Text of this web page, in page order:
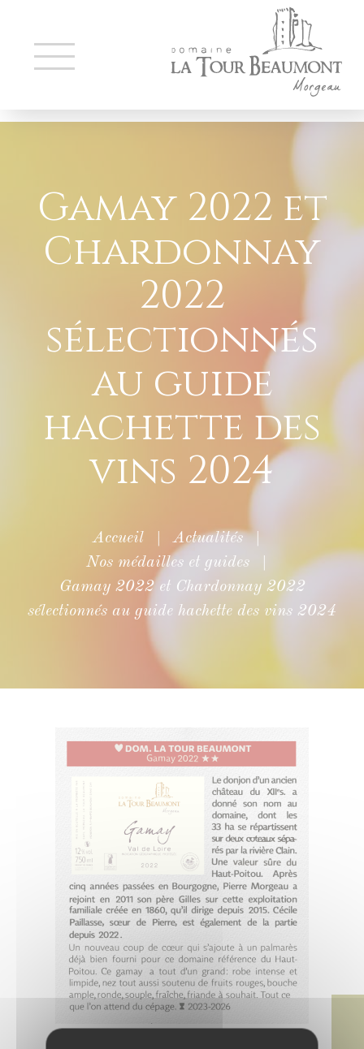
Gamay 2022 et
Chardonnay
2022
sélectionnés
au guide
hachette des
vins 2024
Accueil Actualités
Nos médailles et guides
Gamay 2022 et Chardonnay 2022
sélectionnés au guide hachette des vins 2024